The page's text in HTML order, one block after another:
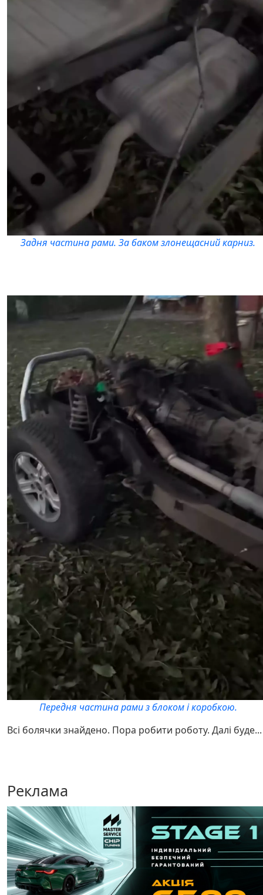
Задня частина рами. За баком злонещасний карниз.
Передня частина рами з блоком і коробкою.
Всі болячки знайдено. Пора робити роботу. Далі буде...
Реклама